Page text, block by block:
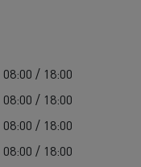
08:00 / 18:00
08:00 / 18:00
08:00 / 18:00
08:00 / 18:00